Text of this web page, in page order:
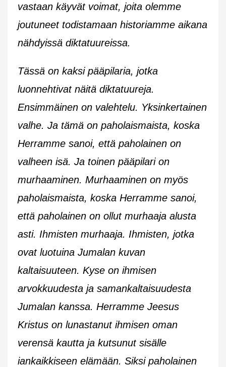
vastaan käyvät voimat, joita olemme
joutuneet todistamaan historiamme aikana
nähdyissä diktatuureissa.
Tässä on kaksi pääpilaria, jotka
luonnehtivat näitä diktatuureja.
Ensimmäinen on valehtelu. Yksinkertainen
valhe. Ja tämä on paholaismaista, koska
Herramme sanoi, että paholainen on
valheen isä. Ja toinen pääpilari on
murhaaminen. Murhaaminen on myös
paholaismaista, koska Herramme sanoi,
että paholainen on ollut murhaaja alusta
asti. Ihmisten murhaaja. Ihmisten, jotka
ovat luotuina Jumalan kuvan
kaltaisuuteen. Kyse on ihmisen
arvokkuudesta ja samankaltaisuudesta
Jumalan kanssa. Herramme Jeesus
Kristus on lunastanut ihmisen oman
verensä kautta ja kutsunut sisälle
iankaikkiseen elämään. Siksi paholainen